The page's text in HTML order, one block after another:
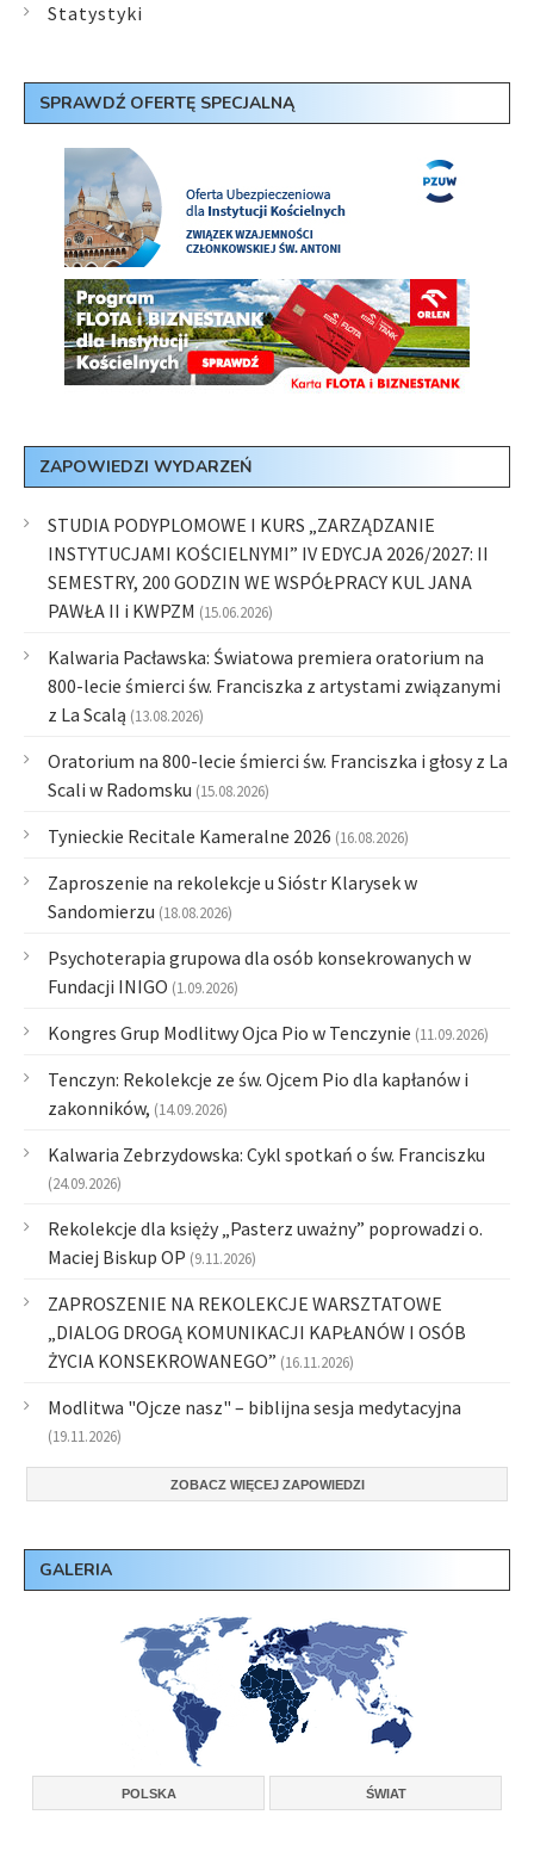
Statystyki
SPRAWDŹ OFERTĘ SPECJALNĄ
ZAPOWIEDZI WYDARZEŃ
STUDIA PODYPLOMOWE I KURS „ZARZĄDZANIE
INSTYTUCJAMI KOŚCIELNYMI” IV EDYCJA 2026/2027: II
SEMESTRY, 200 GODZIN WE WSPÓŁPRACY KUL JANA
PAWŁA II i KWPZM (15.06.2026)
Kalwaria Pacławska: Światowa premiera oratorium na
800-lecie śmierci św. Franciszka z artystami związanymi
z La Scalą (13.08.2026)
Oratorium na 800-lecie śmierci św. Franciszka i głosy z La
Scali w Radomsku (15.08.2026)
Tynieckie Recitale Kameralne 2026 (16.08.2026)
Zaproszenie na rekolekcje u Sióstr Klarysek w
Sandomierzu (18.08.2026)
Psychoterapia grupowa dla osób konsekrowanych w
Fundacji INIGO (1.09.2026)
Kongres Grup Modlitwy Ojca Pio w Tenczynie (11.09.2026)
Tenczyn: Rekolekcje ze św. Ojcem Pio dla kapłanów i
zakonników, (14.09.2026)
Kalwaria Zebrzydowska: Cykl spotkań o św. Franciszku
(24.09.2026)
Rekolekcje dla księży „Pasterz uważny” poprowadzi o.
Maciej Biskup OP (9.11.2026)
ZAPROSZENIE NA REKOLEKCJE WARSZTATOWE
„DIALOG DROGĄ KOMUNIKACJI KAPŁANÓW I OSÓB
ŻYCIA KONSEKROWANEGO” (16.11.2026)
Modlitwa "Ojcze nasz" – biblijna sesja medytacyjna
(19.11.2026)
ZOBACZ WIĘCEJ ZAPOWIEDZI
GALERIA
POLSKA ŚWIAT